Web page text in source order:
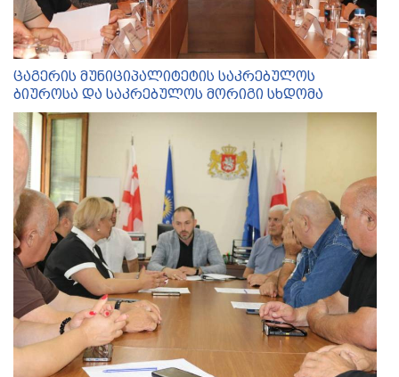
ცაგერის მუნიციპალიტეტის საკრებულოს
ბიუროსა და საკრებულოს მორიგი სხდომა